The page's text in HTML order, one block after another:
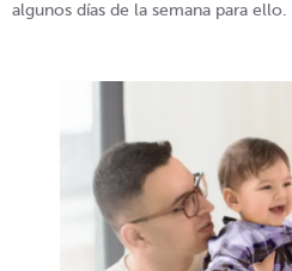
algunos días de la semana para ello.